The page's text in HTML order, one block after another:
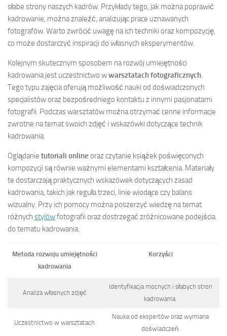
słabe strony naszych kadrów. Przykłady tego, jak można poprawić
kadrowanie, można znaleźć, analizując prace uznawanych
fotografów. Warto zwrócić uwagę na ich techniki oraz kompozycję,
co może dostarczyć inspiracji do własnych eksperymentów.
Kolejnym skutecznym sposobem na rozwój umiejętności
kadrowania jest uczestnictwo wwarsztatach fotograficznych.
Tego typu zajęcia oferują możliwość nauki od doświadczonych
specjalistów oraz bezpośredniego kontaktu z innymi pasjonatami
fotografii. Podczas warsztatów można otrzymać cenne informacje
zwrotne na temat swoich zdjęć i wskazówki dotyczące technik
kadrowania.
Oglądanie tutoriali online oraz czytanie książek poświęconych
kompozycji są równie ważnymi elementami kształcenia. Materiały
te dostarczają praktycznych wskazówek dotyczących zasad
kadrowania, takich jak reguła trzeci, linie wiodące czy balans
wizualny. Przy ich pomocy można poszerzyć wiedzę na temat
różnych stylówfotografii oraz dostrzegać zróżnicowane podejścia
do tematu kadrowania.
Metoda rozwoju umiejętności
kadrowania
Korzyści
Analiza własnych zdjęć
Identyfikacja mocnych i słabych stron
kadrowania.
Uczestnictwo w warsztatach
Nauka od ekspertów oraz wymiana
doświadczeń.